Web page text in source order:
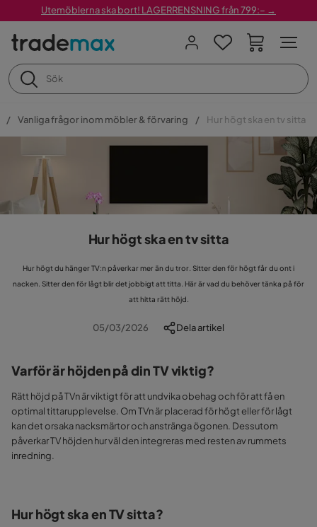
Utemöblerna ska bort! LAGERRENSNING från 799:– →
Vanliga frågor inom möbler & förvaring Hur högt ska en tv sitta
Hur högt ska en tv sitta
Hur högt du hänger TV:n påverkar mer än du tror. Sitter den för högt får du ont i
nacken. Sitter den för lågt blir det jobbigt att titta. Här är vad du behöver tänka på för
att hitta rätt höjd.
05/03/2026 Dela artikel
Varför är höjden på din TVviktig?
Rätt höjd på TVnär viktigt för att undvika obehag och för att få en
optimal tittarupplevelse. Om TVnär placerad för högt eller för lågt
kan det orsaka nacksmärtor och anstränga ögonen. Dessutom
påverkar TVhöjden hur väl den integreras med resten av rummets
inredning.
Hur högt ska en TV sitta?